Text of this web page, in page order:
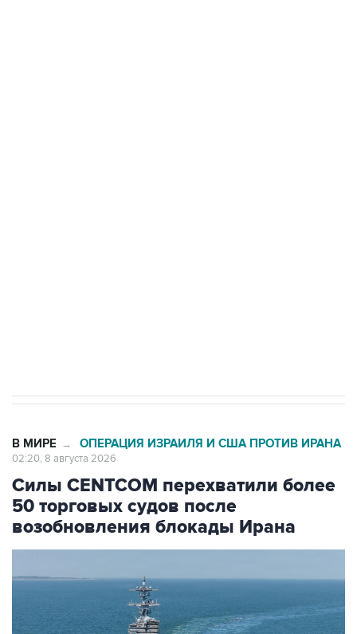
В МИРЕ → ОПЕРАЦИЯ ИЗРАИЛЯ И США ПРОТИВ ИРАНА
02:20, 8 августа 2026
Силы CENTCOM перехватили более
50 торговых судов после
возобновления блокады Ирана